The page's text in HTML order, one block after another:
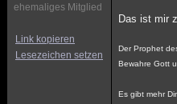
ehemaliges Mitglied
Link kopieren
Lesezeichen setzen
Das ist mir
Der Prophet
Bewahre Gott
Es gibt mehr